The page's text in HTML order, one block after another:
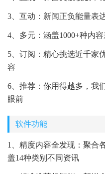
3、互动：新闻正负能量表
4、多元：涵盖1000+种内
5、订阅：精心挑选近千家
容
6、推荐：你用得越多，我
眼前
软件功能
1、精度内容全发现：聚合
盖14种类别不同资讯